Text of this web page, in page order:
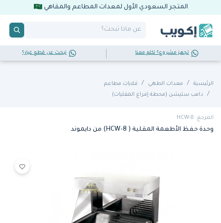
المتجر السعودي الأول لمعدات المطاعم والمقاهي
تجهز مشروع؟ تكلم معنا تبحث عن قطع غيار؟
الرئيسية معدات الطهي
قلايات مطاعم
دامب ستيشن (محطة إفراغ المقليات)
المرجع: HCW-8
وحدة حفظ الأطعمة المقلية ( HCW-8) من دايموند